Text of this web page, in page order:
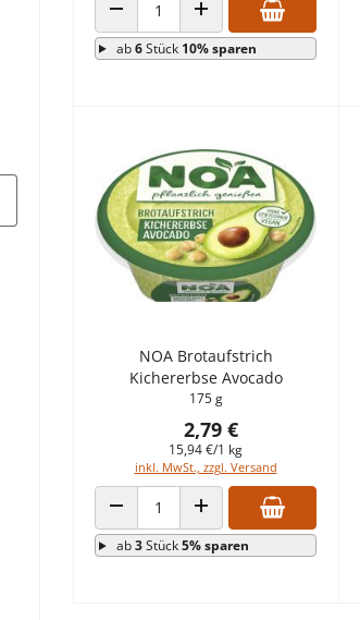
ANZAHL VERRINGERNANZAHL ERHÖHEN
ab6Stück 10% sparen
NOA Brotaufstrich
Kichererbse Avocado
175 g
2,79 €
15,94 €/1 kg
inkl. MwSt., zzgl. Versand
ANZAHL VERRINGERNANZAHL ERHÖHEN
ab3Stück5% sparen